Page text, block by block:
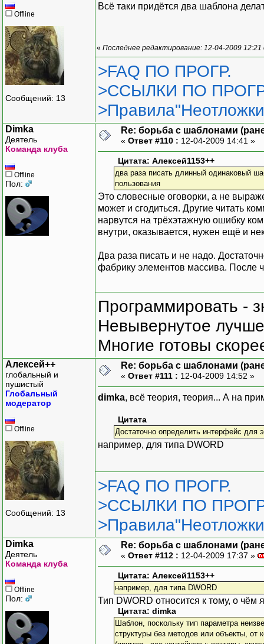
Offline
Сообщений: 13
Всё таки придётся два шаблона
« Последнее редактирование: 12-04-2009
>FAQ ПО ПРОГР.
>ССЫЛКИ ПО
Dimka
Деятель
Команда клуба
Offline
Пол:
Re: борьба с шаблонами
« Ответ #110 : 12-04-2009 14:41 »
Цитата: Алексей1153++
два раза писать длинный одинаковый
пользования
Это словесные оговорки, а не
может и сгодиться. Другие читать
нарвутся на трёхэтажную ошибку
внутри, оказывается, нужен ещё и
Два раза писать и не надо.
фабрику элементов массива. После
Программировать -
Невывернутое
Многие готовы
Алексей++
глобальный и
пушистый
Глобальный
модератор
Offline
Сообщений: 13
Re: борьба с шаблонами
« Ответ #111 : 12-04-2009 14:52 »
dimka, всё теория, теория... А на
Цитата
Достаточно определить интерфейс для
например, для типа DWORD
>FAQ ПО ПРОГР.
>ССЫЛКИ ПО
Dimka
Деятель
Команда клуба
Offline
Пол:
Re: борьба с шаблонами
« Ответ #112 : 12-04-2009 17:37 »
Цитата: Алексей1153++
например, для типа DWORD
Тип DWORD относится к тому, о чём
Цитата: dimka
Шаблон, поскольку тип параметра
структуры без методов или объекты, от